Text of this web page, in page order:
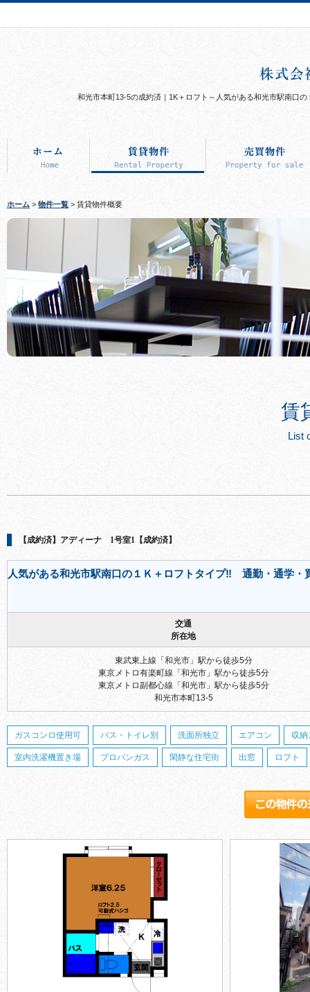
和光市本町13-5の成約済｜1K＋ロフト～人気がある和光市駅南口
ホーム > 物件一覧 > 賃貸物件概要
賃
List
【成約済】アディーナ 1号室1【成約済】
人気がある和光市駅南口の１Ｋ＋ロフトタイプ‼ 通勤・通学・
交通
所在地
東武東上線「和光市」駅から徒歩5分
東京メトロ有楽町線「和光市」駅から徒歩5分
東京メトロ副都心線「和光市」駅から徒歩5分
和光市本町13-5
ガスコンロ使用可 バス・トイレ別 洗面所独立 エアコン 収納
室内洗濯機置き場 プロパンガス 閑静な住宅街 出窓 ロフト